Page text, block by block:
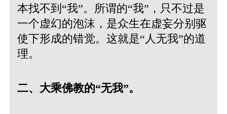
本找不到“我”。所谓的“我”，只不过是
一个虚幻的泡沫，是众生在虚妄分别驱
使下形成的错觉。这就是“人无我”的道
理。
二、大乘佛教的“无我”。